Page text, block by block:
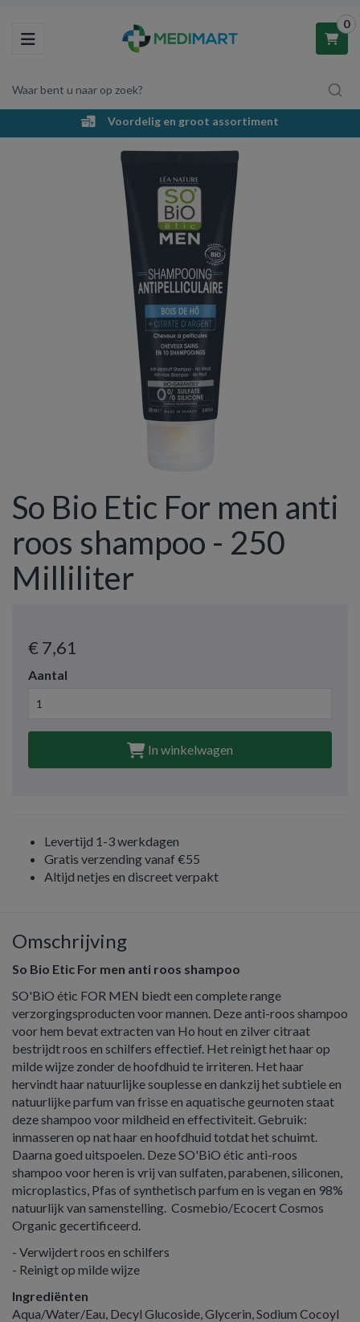
Toggle navigation
Waar bent u naar op zoek?
0
Winkelwagen
Uw winkelwagen is leeg.
Vul hem met producten.
Voordelig en groot assortiment
So Bio Etic For men anti
roos shampoo - 250
Milliliter
€ 7,61
Aantal
In winkelwagen
Levertijd 1-3 werkdagen
Gratis verzending vanaf €55
Altijd netjes en discreet verpakt
Omschrijving
So Bio Etic For men anti roos shampoo
SO'BiO étic FOR MEN biedt een complete range
verzorgingsproducten voor mannen. Deze anti-roos shampoo
voor hem bevat extracten van Ho hout en zilver citraat
bestrijdt roos en schilfers effectief. Het reinigt het haar op
milde wijze zonder de hoofdhuid te irriteren. Het haar
hervindt haar natuurlijke souplesse en dankzij het subtiele en
natuurlijke parfum van frisse en aquatische geurnoten staat
deze shampoo voor mildheid en effectiviteit. Gebruik:
inmasseren op nat haar en hoofdhuid totdat het schuimt.
Daarna goed uitspoelen. Deze SO'BiO étic anti-roos
shampoo voor heren is vrij van sulfaten, parabenen, siliconen,
microplastics, Pfas of synthetisch parfum en is vegan en 98%
natuurlijk van samenstelling. Cosmebio/Ecocert Cosmos
Organic gecertificeerd.
- Verwijdert roos en schilfers
- Reinigt op milde wijze
Ingrediënten
Aqua/Water/Eau, Decyl Glucoside, Glycerin, Sodium Cocoyl